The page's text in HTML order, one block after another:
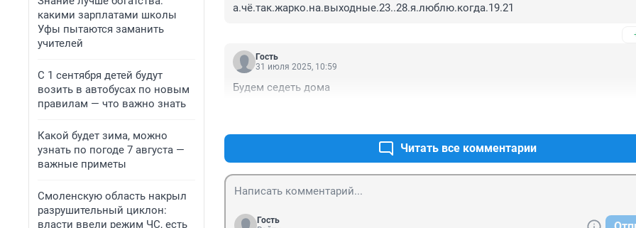
какими зарплатами школы
Уфы пытаются заманить
учителей
С 1 сентября детей будут
возить в автобусах по новым
правилам — что важно знать
Какой будет зима, можно
узнать по погоде 7 августа —
важные приметы
Смоленскую область накрыл
разрушительный циклон:
власти ввели режим ЧС, есть
а.чё.так.жарко.на.выходные.23..28.я.люблю.когда.19.21
Гость
31 июля 2025, 10:59
Будем седеть дома
Читать все комментарии
Гость